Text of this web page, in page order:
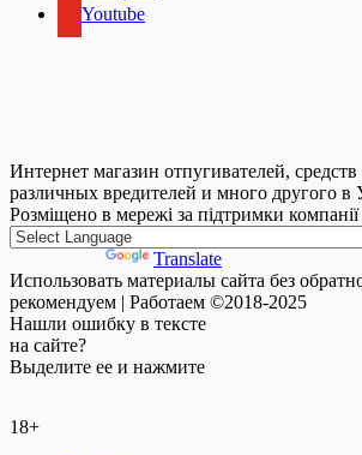
Youtube
Интернет магазин отпугивателей, средств
различных вредителей и много другого в
Розміщено в мережі за підтримки компанії
Translate
Использовать материалы сайта без
рекомендуем | Работаем ©2018-2025
Нашли ошибку в тексте
на сайте?
Выделите ее и нажмите
18+